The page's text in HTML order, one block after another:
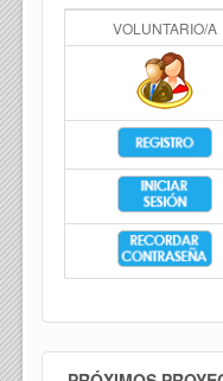
VOLUNTARIO/A